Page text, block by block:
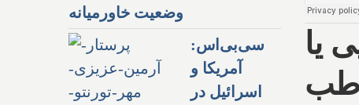
یا
وضعیت خاورمیانه
سی‌بی‌اس:
آمریکا و
اسرائیل در